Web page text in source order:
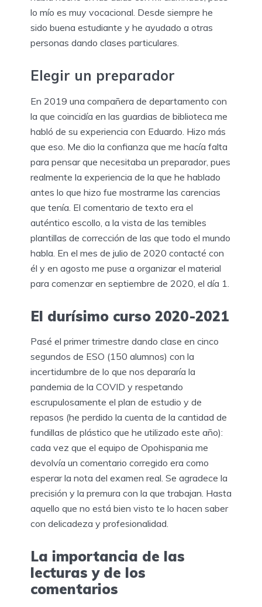
lo mío es muy vocacional. Desde siempre he
sido buena estudiante y he ayudado a otras
personas dando clases particulares.
Elegir un preparador
En 2019 una compañera de departamento con
la que coincidía en las guardias de biblioteca me
habló de su experiencia con Eduardo. Hizo más
que eso. Me dio la confianza que me hacía falta
para pensar que necesitaba un preparador, pues
realmente la experiencia de la que he hablado
antes lo que hizo fue mostrarme las carencias
que tenía. El comentario de texto era el
auténtico escollo, a la vista de las temibles
plantillas de corrección de las que todo el mundo
habla. En el mes de julio de 2020 contacté con
él y en agosto me puse a organizar el material
para comenzar en septiembre de 2020, el día 1.
El durísimo curso 2020-2021
Pasé el primer trimestre dando clase en cinco
segundos de ESO (150 alumnos) con la
incertidumbre de lo que nos depararía la
pandemia de la COVID y respetando
escrupulosamente el plan de estudio y de
repasos (he perdido la cuenta de la cantidad de
fundillas de plástico que he utilizado este año):
cada vez que el equipo de Opohispania me
devolvía un comentario corregido era como
esperar la nota del examen real. Se agradece la
precisión y la premura con la que trabajan. Hasta
aquello que no está bien visto te lo hacen saber
con delicadeza y profesionalidad.
La importancia de las
lecturas y de los
comentarios